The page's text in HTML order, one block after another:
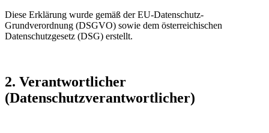
Über uns
Statuten
Diese Erklärung wurde gemäß der EU-Datenschutz-
Grundverordnung (DSGVO) sowie dem österreichischen
Datenschutzgesetz (DSG) erstellt.
2. Verantwortlicher
(Datenschutzverantwortlicher)